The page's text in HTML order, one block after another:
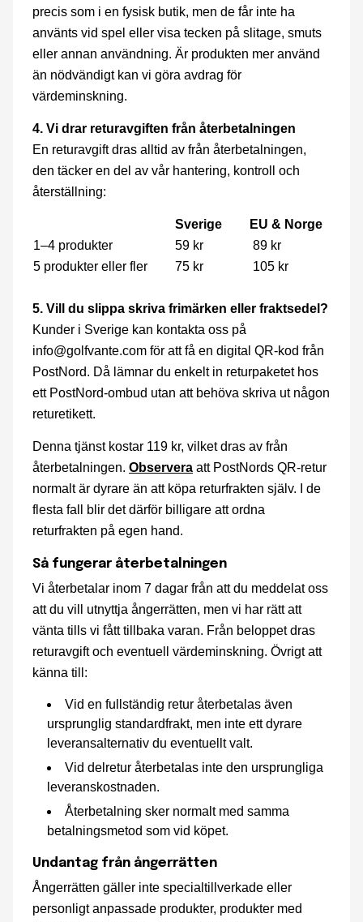
precis som i en fysisk butik, men de får inte ha
använts vid spel eller visa tecken på slitage, smuts
eller annan användning. Är produkten mer använd
än nödvändigt kan vi göra avdrag för
värdeminskning.
4. Vi drar returavgiften från återbetalningen
En returavgift dras alltid av från återbetalningen,
den täcker en del av vår hantering, kontroll och
återställning:
Sverige
EU & Norge
1–4 produkter
59 kr
89 kr
5 produkter eller fler
75 kr 105 kr
5. Vill du slippa skriva frimärken eller fraktsedel?
Kunder i Sverige kan kontakta oss på
info@golfvante.com för att få en digital QR-kod från
PostNord. Då lämnar du enkelt in returpaketet hos
ett PostNord-ombud utan att behöva skriva ut någon
returetikett.
Denna tjänst kostar 119 kr, vilket dras av från
återbetalningen. Observera att PostNords QR-retur
normalt är dyrare än att köpa returfrakten själv. I de
flesta fall blir det därför billigare att ordna
returfrakten på egen hand.
Så fungerar återbetalningen
Vi återbetalar inom 7 dagar från att du meddelat oss
att du vill utnyttja ångerrätten, men vi har rätt att
vänta tills vi fått tillbaka varan. Från beloppet dras
returavgift och eventuell värdeminskning. Övrigt att
känna till:
Vid en fullständig retur återbetalas även
ursprunglig standardfrakt, men inte ett dyrare
leveransalternativ du eventuellt valt.
Vid delretur återbetalas inte den ursprungliga
leveranskostnaden.
Återbetalning sker normalt med samma
betalningsmetod som vid köpet.
Undantag från ångerrätten
Ångerrätten gäller inte specialtillverkade eller
personligt anpassade produkter, produkter med